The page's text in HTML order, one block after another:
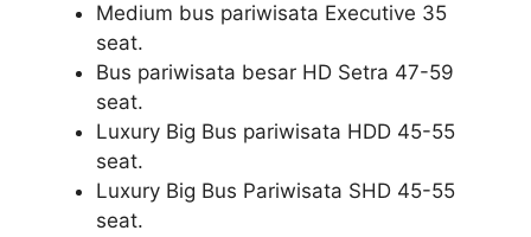
Medium bus pariwisata Executive 35
seat.
Bus pariwisata besar HD Setra 47-59
seat.
Luxury Big Bus pariwisata HDD 45-55
seat.
Luxury Big Bus Pariwisata SHD 45-55
seat.